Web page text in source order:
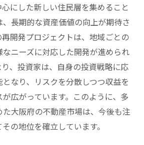
整備がもたらす大阪府不動産投
通インフラ計画
備に伴う投資機会
スの改善がもたらす不動産価値
ラと投資の相関関係
るべきインフラ整備エリア
ラの整備が地域に与える影響
にした新しい住民層を集めること
長期的な資産価値の向上が期待さ
開発プロジェクトは、地域ごとの
ニーズに対応した開発が進められ
、投資家は、自身の投資戦略に応
なり、リスクを分散しつつ収益を
広がっています。このように、多
大阪府の不動産市場は、今後も注
の地位を確立しています。